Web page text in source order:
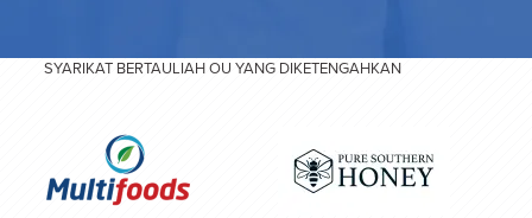
SYARIKAT BERTAULIAH OU YANG DIKETENGAHKAN